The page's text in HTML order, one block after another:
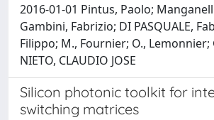
2016-01-01 Pintus, Paolo;
Gambini, Fabrizio; DI PASQUALE,
Filippo; M., Fournier; O., Lemonnier;
NIETO, CLAUDIO JOSE
Silicon photonic toolkit for
switching matrices